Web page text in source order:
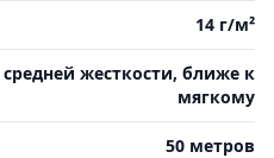
14 г/м²
средней жесткости, ближе к
мягкому
50 метров